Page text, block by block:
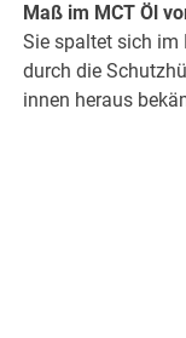
Maß im MCT Öl
Sie spaltet sich im
durch die
innen heraus